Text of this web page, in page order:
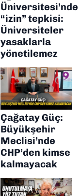
Üniversitesi’nde
“izin” tepkisi:
Üniversiteler
yasaklarla
yönetilemez
Çağatay Güç:
Büyükşehir
Meclisi’nde
CHP’den kimse
kalmayacak